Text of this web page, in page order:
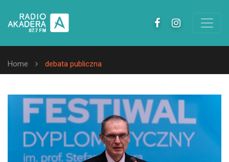
Home debata publiczna